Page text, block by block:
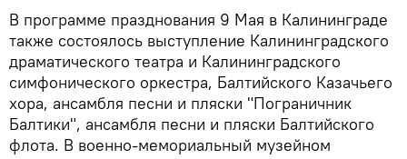
В программе празднования 9 Мая в Калининграде
также состоялось выступление Калининградского
драматического театра и Калининградского
симфонического оркестра, Балтийского Казачьего
хора, ансамбля песни и пляски "Пограничник
Балтики", ансамбля песни и пляски Балтийского
флота. В военно-мемориальный музейном